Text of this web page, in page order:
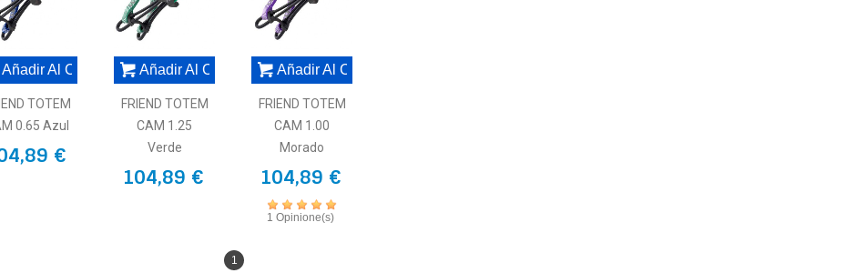
Azul
Rojo
Añadir Al Carrito
TOTEM
0.65 Azul
€
Añadir Al Carrito
FRIEND TOTEM
CAM 1.25
Verde
104,89 €
Añadir Al Carrito
FRIEND TOTEM
CAM 1.00
Morado
104,89 €
1 Opinione(s)
1